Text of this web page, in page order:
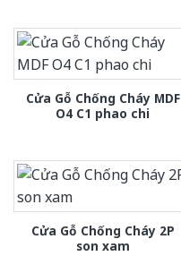
Cửa Gỗ Chống Cháy MDF
O4 C1 phao chi
Cửa Gỗ Chống Cháy 2P
son xam